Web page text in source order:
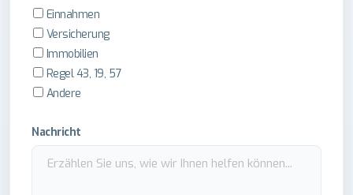
Einnahmen
Versicherung
Immobilien
Regel 43, 19, 57
Andere
Nachricht